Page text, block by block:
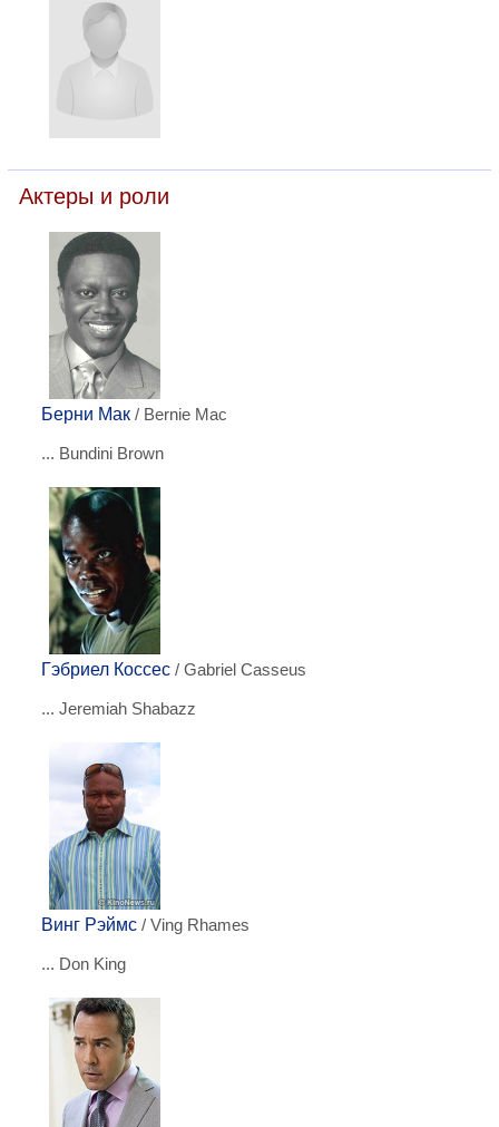
Актеры и роли
Берни Мак / Bernie Mac
... Bundini Brown
Гэбриел Коссес / Gabriel Casseus
... Jeremiah Shabazz
Винг Рэймс / Ving Rhames
... Don King